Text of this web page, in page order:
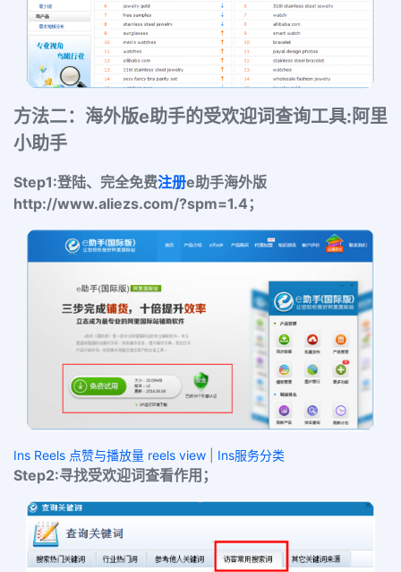
方法二：海外版e助手的受欢迎词查询工具:阿里
小助手
Step1:登陆、 完全免费注册e助手海外版
http://www.aliezs.com/?spm=1.4 ；
Ins Reels 点赞与播放量 reels view Ins服务分类
Step2:寻找受欢迎词查看作用；